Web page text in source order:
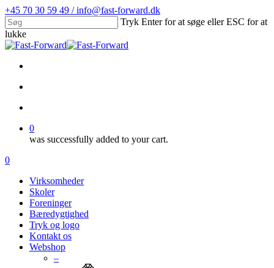
Skip
to
main
content
+45 70 30 59 49 / info@fast-forward.dk
Tryk Enter for at søge eller ESC for at
lukke
Close
0
was successfully added to your cart.
Menu
search
account
0
Virksomheder
Skoler
Foreninger
Bæredygtighed
Tryk og logo
Kontakt os
Webshop
–